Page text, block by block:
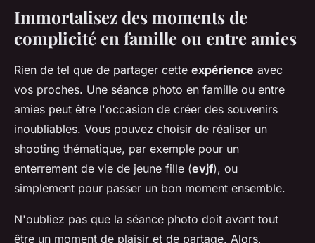
Immortalisez des moments de
complicité en famille ou entre amies
Rien de tel que de partager cette expérience avec
vos proches. Une séance photo en famille ou entre
amies peut être l'occasion de créer des souvenirs
inoubliables. Vous pouvez choisir de réaliser un
shooting thématique, par exemple pour un
enterrement de vie de jeune fille (evjf), ou
simplement pour passer un bon moment ensemble.
N'oubliez pas que la séance photo doit avant tout
être un moment de plaisir et de partage. Alors,